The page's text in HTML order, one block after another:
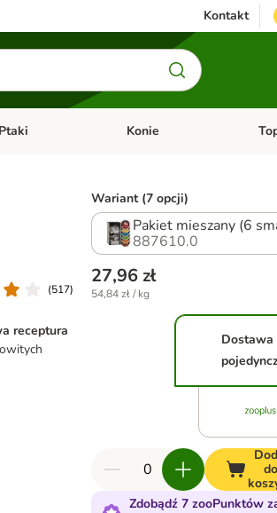
Kontakt
menu kategorii: Akwarystyka
Ptaki Otwórz menu kategorii: Ptaki
Konie
(517)
receptura
Wariant (7 opcji)
Pakiet mieszany (6
887610.0
27,96 zł
54,84 zł / kg
Dostawa
do
Zdobądź 7 zooPunktów